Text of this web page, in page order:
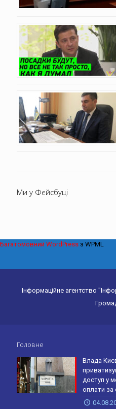
Ми у Фєйсбуці
Інформаційне агентство
Головне
Влада
доступ у
оплати за
Багатомовний WordPress з WPML